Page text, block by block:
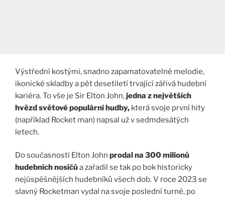
Výstřední kostými, snadno zapamatovatelné melodie,
ikonické skladby a pět desetiletí trvající zářivá hudební
kariéra. To vše je Sir Elton John,jedna z největších
hvězd světové populární hudby, která svoje první hity
(například Rocket man) napsal už v sedmdesátých
letech.
Do současnosti Elton John prodal na 300 milionů
hudebních nosičůa zařadil se tak po bok historicky
nejúspěšnějších hudebníků všech dob. V roce 2023 se
slavný Rocketman vydal na svoje poslední turné, po